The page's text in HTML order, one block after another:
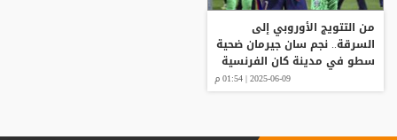
من التتويج الأوروبي إلى
السرقة.. نجم سان جيرمان ضحية
سطو في مدينة كان الفرنسية
2025-06-09 | 01:54 م